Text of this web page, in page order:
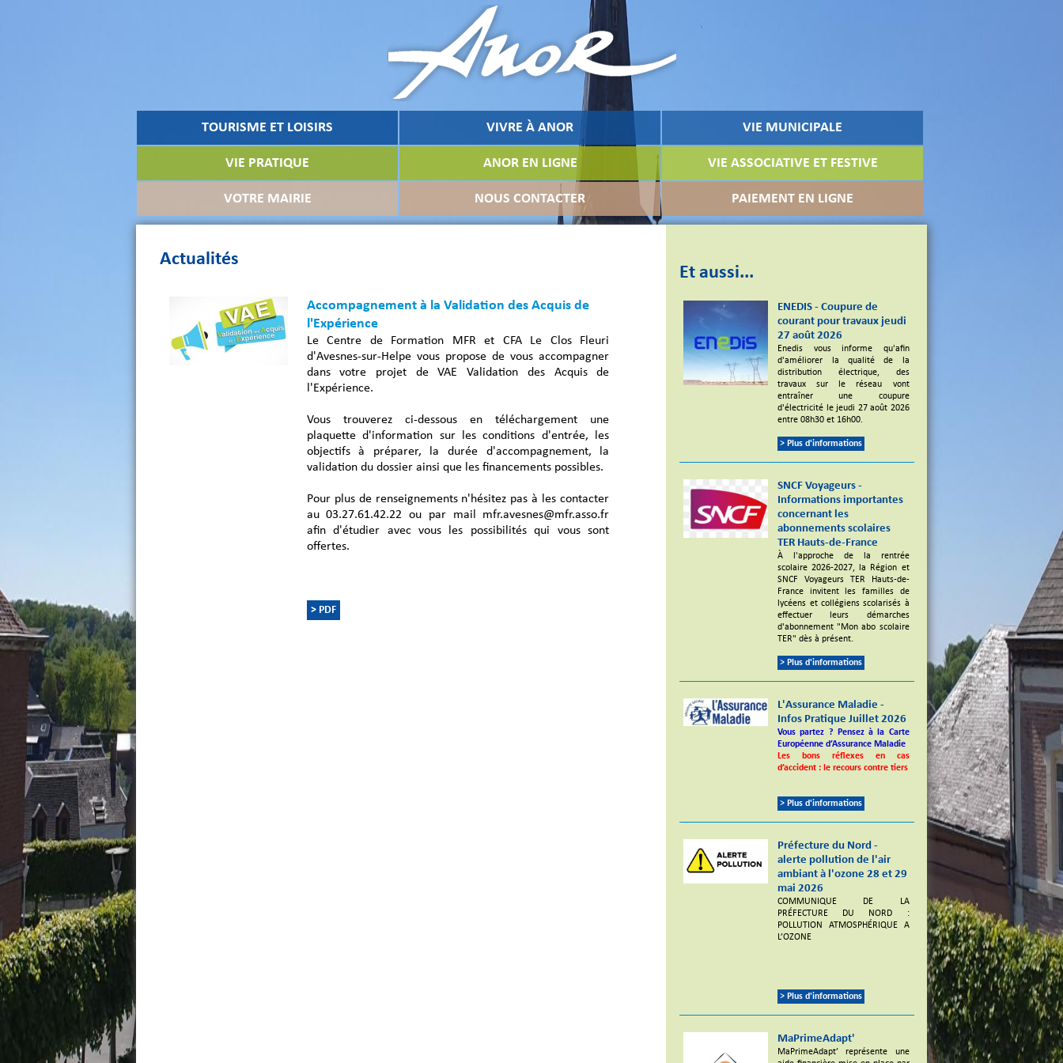
TOURISME ET LOISIRS VIVRE À ANOR VIE MUNICIPALE
VIE PRATIQUE ANOR EN LIGNE VIE ASSOCIATIVE ET FESTIVE
VOTRE MAIRIE NOUS CONTACTER PAIEMENT EN LIGNE
Et aussi...
ENEDIS - Coupure de
courant pour travaux jeudi
27 août 2026
Enedis vous informe qu'afin
d'améliorer la qualité de la
distribution électrique, des
travaux sur le réseau vont
entraîner une coupure
d'électricité le jeudi 27 août 2026
entre 08h30 et 16h00.
> Plus d'informations
SNCF Voyageurs -
Informations importantes
concernant les
abonnements scolaires
TER Hauts-de-France
À l'approche de la rentrée
scolaire 2026-2027, la Région et
SNCF Voyageurs TER Hauts-de-
France invitent les familles de
lycéens et collégiens scolarisés à
effectuer leurs démarches
d'abonnement "Mon abo scolaire
TER" dès à présent.
> Plus d'informations
L'Assurance Maladie -
Infos Pratique Juillet 2026
Vous partez ? Pensez à la Carte
Européenne d’Assurance Maladie
Les bons réflexes en cas
d’accident : le recours contre tiers
> Plus d'informations
Préfecture du Nord -
alerte pollution de l'air
ambiant à l'ozone 28 et 29
mai 2026
COMMUNIQUE DE LA
PRÉFECTURE DU NORD :
POLLUTION ATMOSPHÉRIQUE A
L’OZONE
> Plus d'informations
MaPrimeAdapt'
MaPrimeAdapt’ représente une
Actualités
Accompagnement à la Validation des Acquis de
l'Expérience
Le Centre de Formation MFR et CFA Le Clos Fleuri
d'Avesnes-sur-Helpe vous propose de vous accompagner
dans votre projet de VAE Validation des Acquis de
l'Expérience.
Vous trouverez ci-dessous en téléchargement une
plaquette d'information sur les conditions d'entrée, les
objectifs à préparer, la durée d'accompagnement, la
validation du dossier ainsi que les financements possibles.
Pour plus de renseignements n'hésitez pas à les contacter
au 03.27.61.42.22 ou par mail mfr.avesnes@mfr.asso.fr
afin d'étudier avec vous les possibilités qui vous sont
offertes.
> PDF